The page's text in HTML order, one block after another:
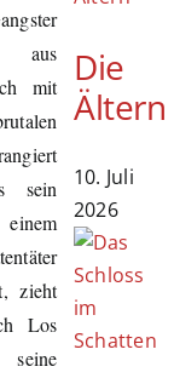
aus
mit
sein
zieht
Los
Die
Ältern
10. Juli
2026